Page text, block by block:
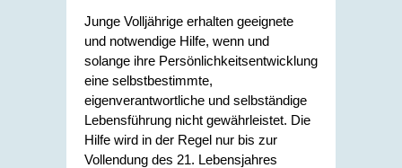
Junge Volljährige erhalten geeignete
und notwendige Hilfe, wenn und
solange ihre Persönlichkeitsentwicklung
eine selbstbestimmte,
eigenverantwortliche und selbständige
Lebensführung nicht gewährleistet. Die
Hilfe wird in der Regel nur bis zur
Vollendung des 21. Lebensjahres